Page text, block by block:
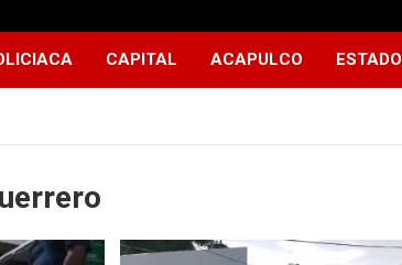
CAPITAL ACAPULCO ESTADO